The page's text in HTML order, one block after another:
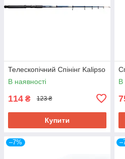
Телескопічний Спінінг Kalipso
В наявності
114 ₴ 123 ₴
Купити
В
–7%